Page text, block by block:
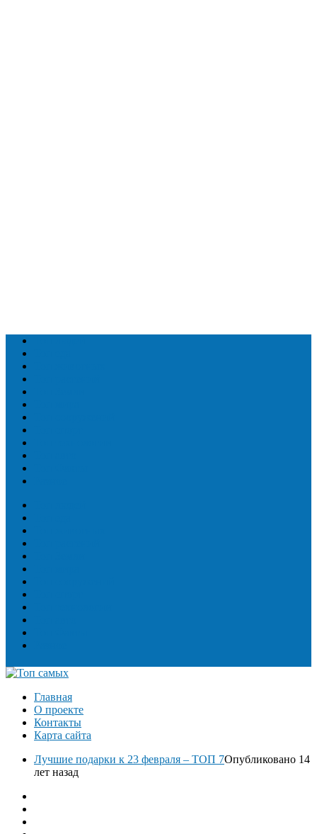
Главная
О проекте
Контакты
Карта сайта
Лучшие подарки к 23 февраля – ТОП 7Опубликовано 14
лет назад